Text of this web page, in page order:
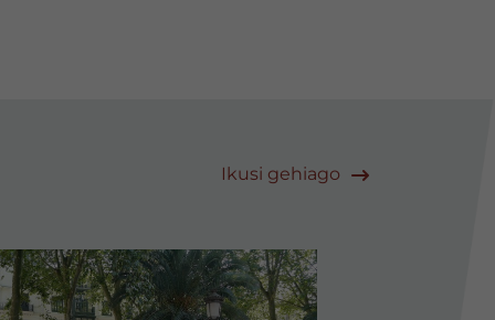
Ikusi gehiago